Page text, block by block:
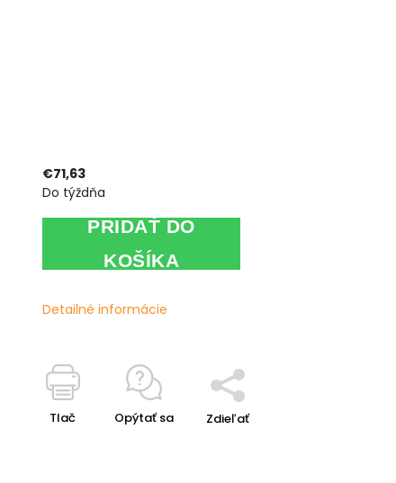
€71,63
Do týždňa
PRIDAŤ DO
KOŠÍKA
Detailné informácie
Tlač Opýtať sa Zdieľať